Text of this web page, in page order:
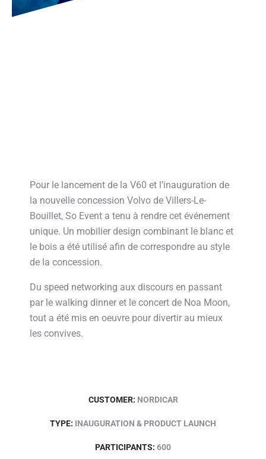
Pour le lancement de la V60 et l’inauguration de
la nouvelle concession Volvo de Villers-Le-
Bouillet, So Event a tenu à rendre cet événement
unique. Un mobilier design combinant le blanc et
le bois a été utilisé afin de correspondre au style
de la concession.
Du speed networking aux discours en passant
par le walking dinner et le concert de Noa Moon,
tout a été mis en oeuvre pour divertir au mieux
les convives.
CUSTOMER: NORDICAR
TYPE: INAUGURATION & PRODUCT LAUNCH
PARTICIPANTS: 600